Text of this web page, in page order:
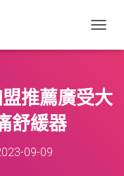
O
E
推薦廣受大
舒緩器
09-09